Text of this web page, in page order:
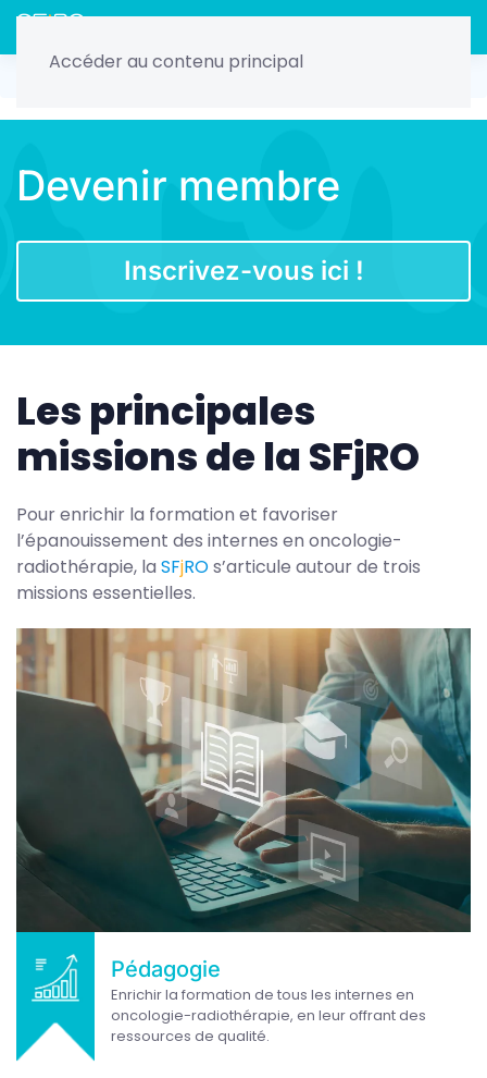
Accéder au contenu principal
Connexion/Inscription
Ce qu’il ne faut pas manquer
Découvrir l’actualité
Devenir membre
Inscrivez-vous ici !
Les principales
missions de la SFjRO
Pour enrichir la formation et favoriser
l’épanouissement des internes en oncologie-
radiothérapie, la SFjROs’articule autour de trois
missions essentielles.
Pédagogie
Enrichir la formation de tous les internes en
oncologie-radiothérapie, en leur offrant des
ressources de qualité.